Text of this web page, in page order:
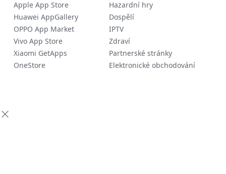
Hazardní hry
Dospělí
IPTV
Zdraví
Partnerské stránky
Elektronické obchodování
Apple App Store
Huawei AppGallery
OPPO App Market
Vivo App Store
Xiaomi GetApps
OneStore